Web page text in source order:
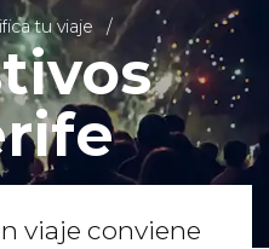
tu viaje
viaje conviene